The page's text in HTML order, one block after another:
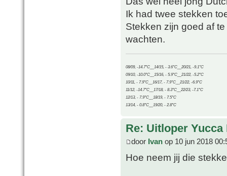
Ik had twee stekken
Stekken zijn goed af
wachten.
08/09, -14.7°C__14/15, - 3.6°C__20/21, -9.1°C
09/10, -10.0°C__15/16, - 5.9°C__21/22, -5.2°C
10/11, - 7.9°C__16/17, - 7.9°C__21/22, -6.9°C
11/12, -14.7°C__17/18, - 8.3°C__22/23, -7.1°C
12/13, - 7.9°C__18/19, - 7.5°C
13/14, - 0.8°C__19/20, - 2.8°C
Re: Uitloper
door Ivan op 10 jun 2018
Hoe neem jij die